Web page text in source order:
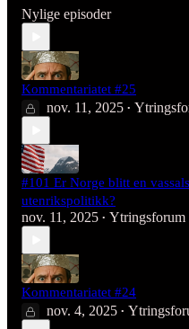
Nylige episoder
Kommentariatet #25
nov. 11, 2025 •
#101 Er Norge blitt en
utenrikspolitikk?
nov. 11, 2025 • Ytringsforum
Kommentariatet #24
nov. 4, 2025 •